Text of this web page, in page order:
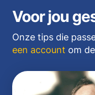
Voor jou
Onze tips die
een account om